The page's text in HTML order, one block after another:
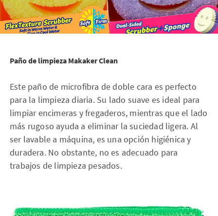
Paño de limpieza Makaker Clean
Este paño de microfibra de doble cara es perfecto
para la limpieza diaria. Su lado suave es ideal para
limpiar encimeras y fregaderos, mientras que el lado
más rugoso ayuda a eliminar la suciedad ligera. Al
ser lavable a máquina, es una opción higiénica y
duradera. No obstante, no es adecuado para
trabajos de limpieza pesados.